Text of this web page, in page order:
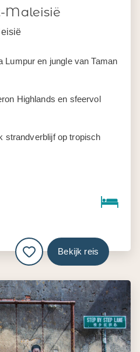
Maleisië
Lumpur en jungle van Taman
Highlands en sfeervol
strandverblijf op tropisch
Bekijk reis